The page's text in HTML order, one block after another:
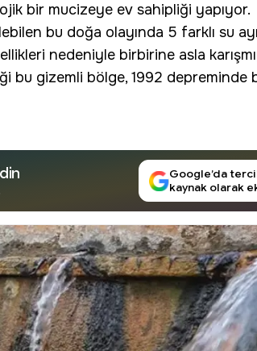
bir mucizeye ev sahipliği yapıyor.
bu doğa olayında 5 farklı su
nedeniyle birbirine asla
bu gizemli bölge, 1992 depreminde
Google’da
kaynak olarak